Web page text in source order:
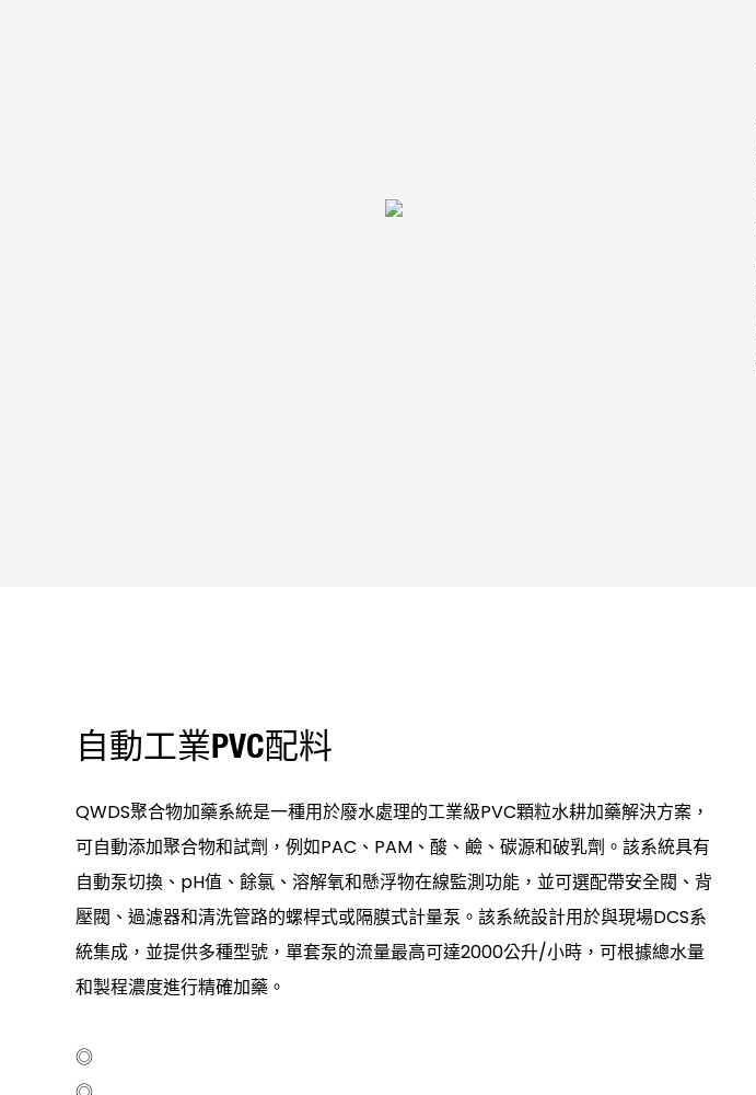
自動工業PVC配料
QWDS聚合物加藥系統是一種用於廢水處理的工業級PVC顆粒水耕加藥解決方案，
可自動添加聚合物和試劑，例如PAC、PAM、酸、鹼、碳源和破乳劑。該系統具有
自動泵切換、pH值、餘氯、溶解氧和懸浮物在線監測功能，並可選配帶安全閥、背
壓閥、過濾器和清洗管路的螺桿式或隔膜式計量泵。該系統設計用於與現場DCS系
統集成，並提供多種型號，單套泵的流量最高可達2000公升/小時，可根據總水量
和製程濃度進行精確加藥。
◎